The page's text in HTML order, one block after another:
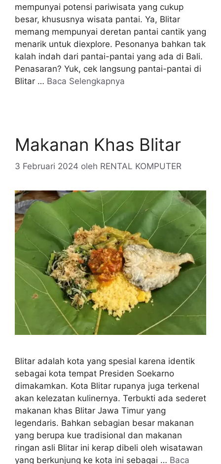
mempunyai potensi pariwisata yang cukup
besar, khususnya wisata pantai. Ya, Blitar
memang mempunyai deretan pantai cantik yang
menarik untuk diexplore. Pesonanya bahkan tak
kalah indah dari pantai-pantai yang ada di Bali.
Penasaran? Yuk, cek langsung pantai-pantai di
Blitar … Baca Selengkapnya
Makanan Khas Blitar
3 Februari 2024 oleh RENTAL KOMPUTER
Blitar adalah kota yang spesial karena identik
sebagai kota tempat Presiden Soekarno
dimakamkan. Kota Blitar rupanya juga terkenal
akan kelezatan kulinernya. Terbukti ada sederet
makanan khas Blitar Jawa Timur yang
legendaris. Bahkan sebagian besar makanan
yang berupa kue tradisional dan makanan
ringan asli Blitar ini kerap dibeli oleh wisatawan
yang berkunjung ke kota ini sebagai … Baca